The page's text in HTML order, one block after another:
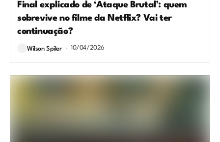
Final explicado de ‘Ataque Brutal’: quem
sobrevive no filme da Netflix? Vai ter
continuação?
Wilson Spiler 10/04/2026